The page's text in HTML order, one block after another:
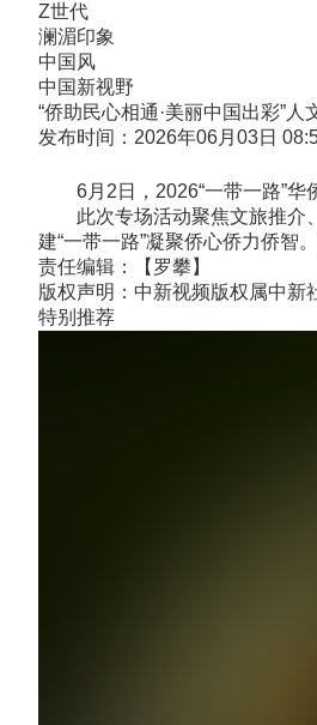
Z世代
澜湄印象
中国风
中国新视野
“侨助民心相通·美丽中国出彩”
发布时间：2026年06月03日
6月2日，2026“一带一路”华侨
此次专场活动聚焦文旅推介、
建“一带一路”凝聚侨心侨力侨智
责任编辑：【罗攀】
版权声明：中新视频版权属中新
特别推荐